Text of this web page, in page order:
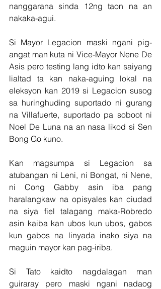
nanggarana sinda 12ng taon na an
nakaka-agui.
Si Mayor Legacion maski ngani pig-
angat man kuta ni Vice-Mayor Nene De
Asis pero testing lang idto kan saiyang
lialtad ta kan naka-aguing lokal na
eleksyon kan 2019 si Legacion susog
sa huringhuding suportado ni gurang
na Villafuerte, suportado pa soboot ni
Noel De Luna na an nasa likod si Sen
Bong Go kuno.
Kan magsumpa si Legacion sa
atubangan ni Leni, ni Bongat, ni Nene,
ni Cong Gabby asin iba pang
haralangkaw na opisyales kan ciudad
na siya fiel talagang maka-Robredo
asin kaiba kan ubos kun ubos, gabos
kun gabos na linyada inako siya na
maguin mayor kan pag-iriba.
Si Tato kaidto nagdalagan man
guiraray pero maski ngani nadaog